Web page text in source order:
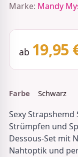
Marke: Mandy
ab 19,95
Farbe Schwarz
Sexy
Strümpfen und
Dessous-Set mit
Nahtoptik und